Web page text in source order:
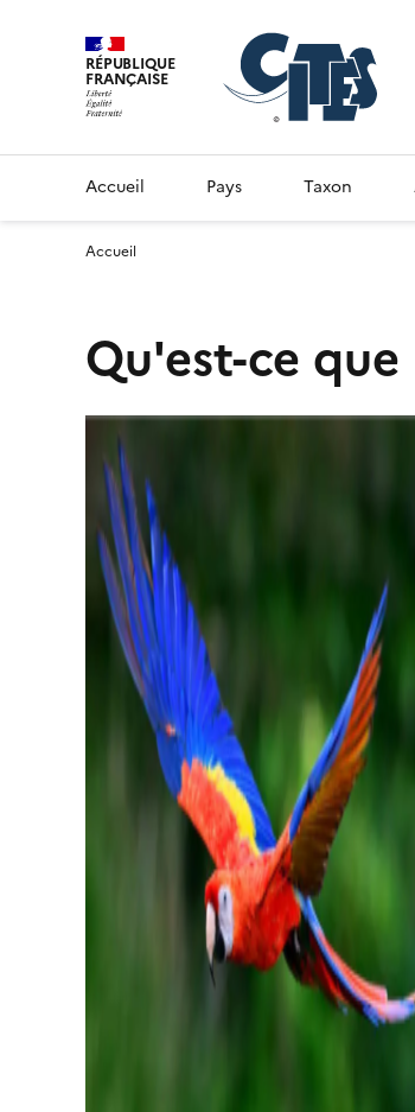
RÉPUBLIQUE
FRANÇAISE
Accueil Pays Taxon
Accueil
Qu'est-ce que